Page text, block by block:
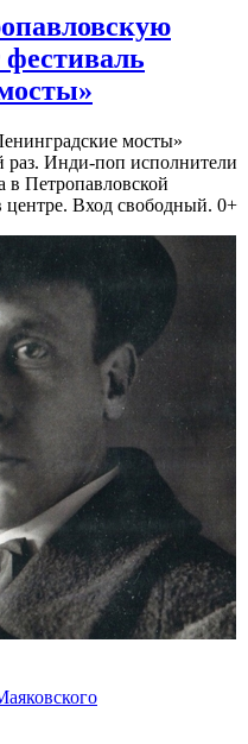
фестиваль
мосты»
раз. Инди-поп исполнители
в Петропавловской
центре. Вход свободный. 0+